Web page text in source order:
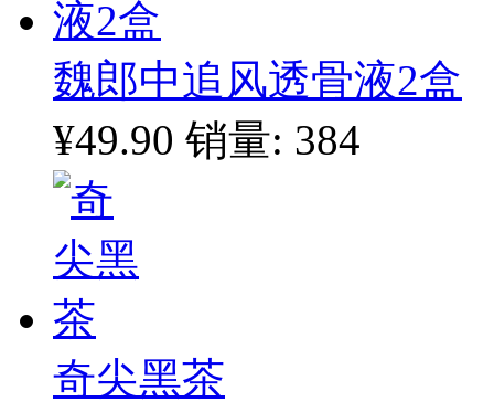
魏郎中追风透骨液2盒
¥49.90 销量: 384
奇尖黑茶